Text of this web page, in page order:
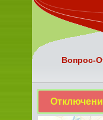
Вопрос-